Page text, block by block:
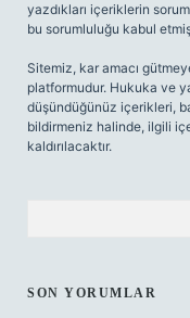
yazdıkları içeriklerin
bu sorumluluğu kabul etmiş
Sitemiz, kar amacı
platformudur. Hukuka ve
düşündüğünüz içerikleri,
bildirmeniz halinde, ilgili
kaldırılacaktır.
SON YORUMLAR